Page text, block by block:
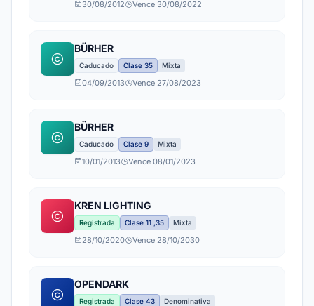
30/08/2012 Vence 30/08/2022
BÜRHER
Caducado Clase 35 Mixta
04/09/2013 Vence 27/08/2023
BÜRHER
Caducado Clase 9 Mixta
10/01/2013 Vence 08/01/2023
KREN LIGHTING
Registrada Clase 11 ,35 Mixta
28/10/2020 Vence 28/10/2030
OPENDARK
Registrada Clase 43 Denominativa